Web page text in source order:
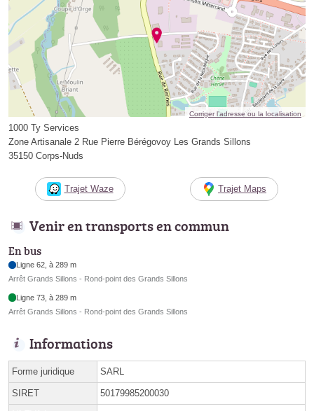
Corriger l’adresse ou la localisation
1000 Ty Services
Zone Artisanale 2 Rue Pierre Bérégovoy Les Grands Sillons
35150 Corps-Nuds
Trajet Waze Trajet Maps
Venir en transports en commun
En bus
Ligne 62, à 289 m
Arrêt Grands Sillons - Rond-point des Grands Sillons
Ligne 73, à 289 m
Arrêt Grands Sillons - Rond-point des Grands Sillons
Informations
Forme juridique SARL
SIRET 50179985200030